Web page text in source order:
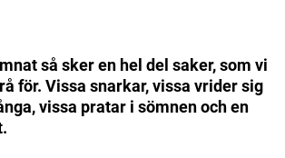
så sker en hel del saker, som vi
för. Vissa snarkar, vissa vrider sig
vissa pratar i sömnen och en